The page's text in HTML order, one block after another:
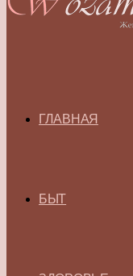
ГЛАВНАЯ
БЫТ